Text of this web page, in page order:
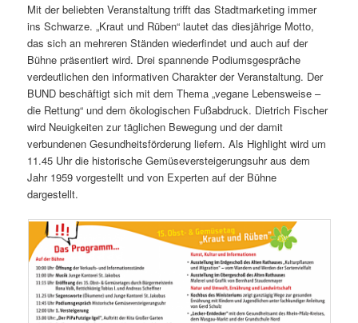
Mit der beliebten Veranstaltung trifft das Stadtmarketing immer
ins Schwarze. „Kraut und Rüben“ lautet das diesjährige Motto,
das sich an mehreren Ständen wiederfindet und auch auf der
Bühne präsentiert wird. Drei spannende Podiumsgespräche
verdeutlichen den informativen Charakter der Veranstaltung. Der
BUND beschäftigt sich mit dem Thema „vegane Lebensweise –
die Rettung“ und dem ökologischen Fußabdruck. Dietrich Fischer
wird Neuigkeiten zur täglichen Bewegung und der damit
verbundenen Gesundheitsförderung liefern. Als Highlight wird um
11.45 Uhr die historische Gemüseversteigerungsuhr aus dem
Jahr 1959 vorgestellt und von Experten auf der Bühne
dargestellt.